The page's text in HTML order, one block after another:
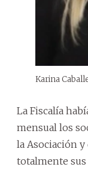
Karina
La Fiscalía
mensual los
la Asociación y
totalmente sus